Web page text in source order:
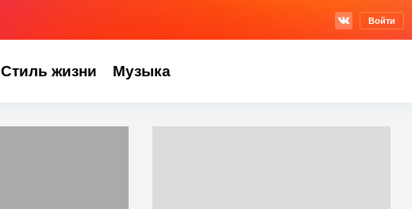
Войти
Стиль жизни Музыка